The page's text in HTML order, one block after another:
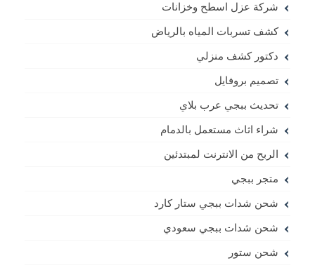
شركة عزل اسطح وخزانات
كشف تسربات المياه بالرياض
دكتور كشف منزلي
تصميم بروفايل
تحديث ببجي عرب بلاي
شراء اثاث مستعمل بالدمام
الربح من الانترنت لمبتدئين
متجر ببجي
شحن شدات ببجي ستار كارد
شحن شدات ببجي سعودي
شحن ستور